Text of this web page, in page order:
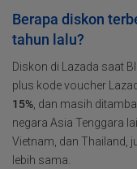
Berapa diskon
tahun lalu?
Diskon di Lazada saat
plus kode voucher
15% , dan masih
negara Asia Tenggara
Vietnam, dan Thailand,
lebih sama.